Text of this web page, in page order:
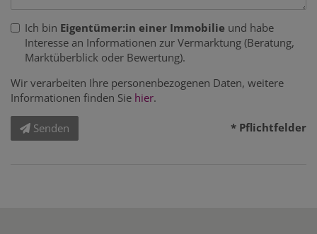
Ich bin Eigentümer:in einer Immobilie und habe
Interesse an Informationen zur Vermarktung (Beratung,
Marktüberblick oder Bewertung).
Wir verarbeiten Ihre personenbezogenen Daten, weitere
Informationen finden Sie hier.
Senden * Pflichtfelder